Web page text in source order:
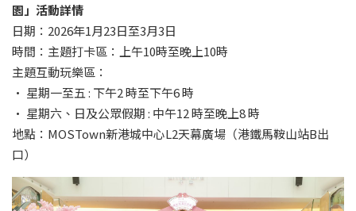
園」活動詳情
日期：2026年1月23日至3月3日
時間：主題打卡區：上午10時至晚上10時
主題互動玩樂區：
• 星期一至五 : 下午2 時至下午6 時
• 星期六、日及公眾假期 : 中午12 時至晚上8 時
地點：MOSTown新港城中心L2天幕廣場（港鐵馬鞍山站B出
口）